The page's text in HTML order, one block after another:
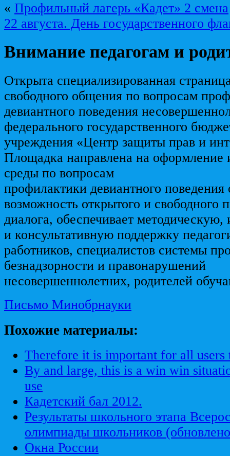
« Профильный лагерь «Кадет» 2 смена
22 августа. День государственного
Внимание педагогам и
Открыта специализированная
свободного общения по вопросам
девиантного поведения
федерального государственного
учреждения «Центр защиты прав и
Площадка направлена на оформление
среды по вопросам
профилактики девиантного
возможность открытого и свободного
диалога, обеспечивает
и консультативную поддержку
работников, специалистов системы
безнадзорности и правонарушений
несовершеннолетних, родителей
Письмо Минобрнауки
Похожие материалы:
Therefore it is important for all users
By and large, this is a win win
use
Кадетский бал 2012.
Результаты школьного этапа
олимпиады школьников
Окна России